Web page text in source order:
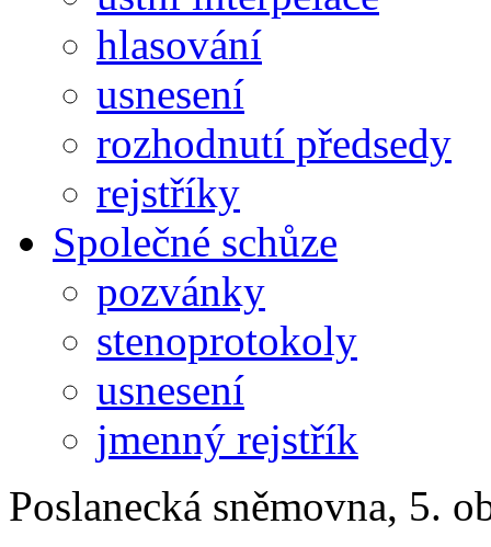
hlasování
usnesení
rozhodnutí předsedy
rejstříky
Společné schůze
pozvánky
stenoprotokoly
usnesení
jmenný rejstřík
Poslanecká sněmovna, 5.